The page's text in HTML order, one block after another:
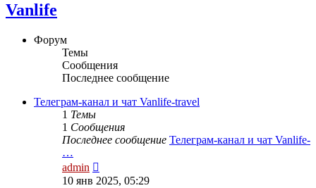
Vanlife
Форум
Темы
Сообщения
Последнее сообщение
Телеграм-канал и чат Vanlife-travel
1 Темы
1 Сообщения
Последнее сообщение Телеграм-канал и чат Vanlife-
…
admin
к
10 янв 2025, 05:29